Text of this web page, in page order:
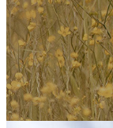
2agro
Peritaciones y
2agro es un
valoración de